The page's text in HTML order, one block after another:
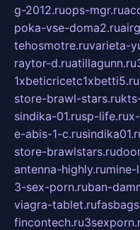
g-2012.ruops-mgr.ru
poka-vse-doma2.ru
tehosmotre.ruvarieta-
raytor-d.ruatillagunn.ru
1xbeticricetc1xbetti5.ru
store-brawl-stars.ru
sindika-01.rusp-life.ru
e-abis-1-c.ru
store-brawlstars.ru
antenna-highly.rumine-
3-sex-porn.ruban-
viagra-tablet.ru
fincontech.ru